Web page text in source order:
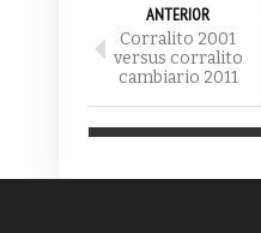
ANTERIOR
Corralito 2001
versus corralito
cambiario 2011